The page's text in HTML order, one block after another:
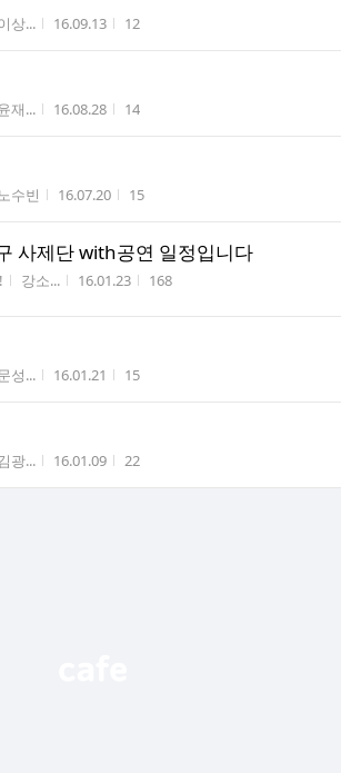
성자
상... 작성시간
16.09.13 조회수
12
성자
재... 작성시간
16.08.28 조회수
14
작성자
수빈 작성시간
16.07.20 조회수
15
사제단 with공연 일정입니다
작성자
강소... 작성시간
16.01.23 조회수
168
성자
성... 작성시간
16.01.21 조회수
15
성자
광... 작성시간
16.01.09 조회수
22